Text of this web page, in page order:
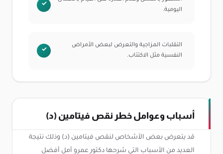
اليومية.
التقلبات المزاجية والتعرض لبعض الأمراض
النفسية مثل الاكتئاب.
أسباب وعوامل خطر نقص فيتامين (د)
قد يتعرض بعض الأشخاص لنقص فيتامين (د) وذلك نتيجة
العديد من الأسباب التي شرحها دكتور عمرو أمل أفضل